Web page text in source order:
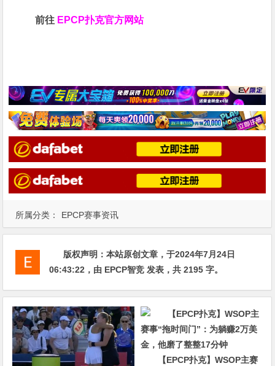
所属分类： EPCP赛事资讯
前往 EPCP扑克官方网站
版权声明：本站原创文章，于2024年7月24日
06:43:22 ，由 EPCP智竞 发表，共 2195 字。
【EPCP扑克】WSOP主赛